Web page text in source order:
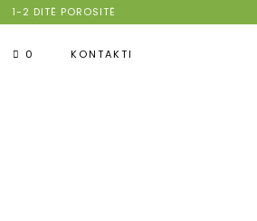
1-2 DITË POROSITË
0 KONTAKTI